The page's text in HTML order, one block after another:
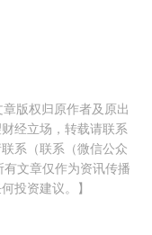
版权归原作者及原出
经立场，转载请联系
系（联系（微信公众
文章仅作为资讯传播
投资建议。】